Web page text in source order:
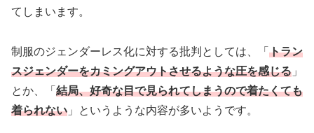
てしまいます。
制服のジェンダーレス化に対する批判としては、「 トラン
スジェンダーをカミングアウトさせるような圧を感じる 」
とか、「 結局、好奇な目で見られてしまうので着たくても
着られない 」というような内容が多いようです。